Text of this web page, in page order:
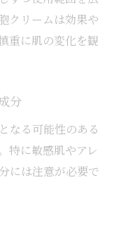
クリームは効果や
重に肌の変化を観
分
なる可能性のある
特に敏感肌やアレ
には注意が必要で